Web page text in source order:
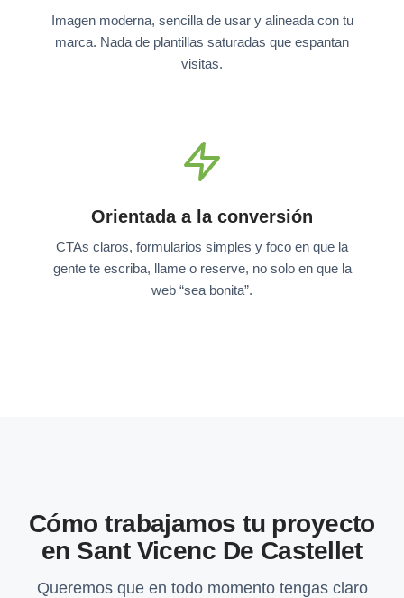
Imagen moderna, sencilla de usar y alineada con tu
marca. Nada de plantillas saturadas que espantan
visitas.
Orientada a la conversión
CTAs claros, formularios simples y foco en que la
gente te escriba, llame o reserve, no solo en que la
web “sea bonita”.
Cómo trabajamos tu proyecto
en Sant Vicenc De Castellet
Queremos que en todo momento tengas claro